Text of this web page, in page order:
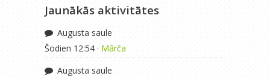
Jaunākās aktivitātes
Augusta saule
Šodien 12:54 · Mārča
Augusta saule